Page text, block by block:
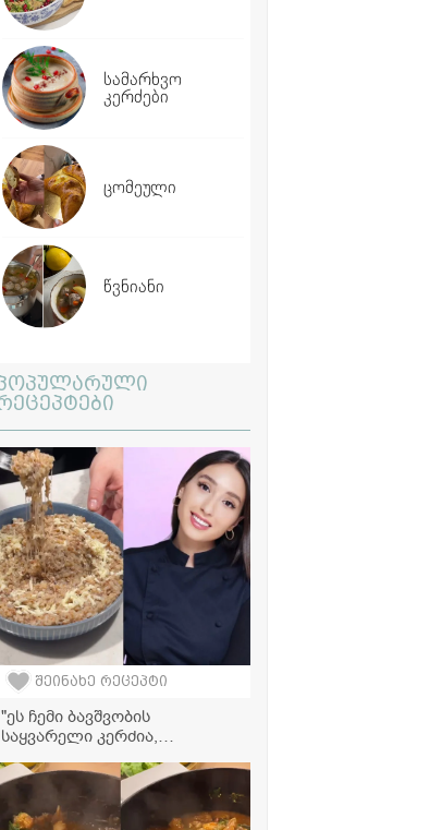
სამარხვო
კერძები
ცომეული
წვნიანი
შეინახე რეცეპტი
"ეს ჩემი ბავშვობის
საყვარელი კერძია,
მიმზადებს ხოლმე..." -
წიწიბურა ნუცა სურგულაძის
ბებიის რეცეპტით